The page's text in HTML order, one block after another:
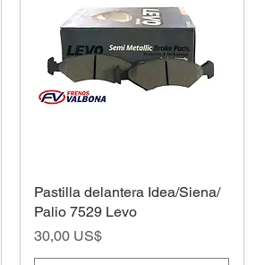
Pastilla delantera Idea/Siena/
Palio 7529 Levo
Precio
30,00 US$